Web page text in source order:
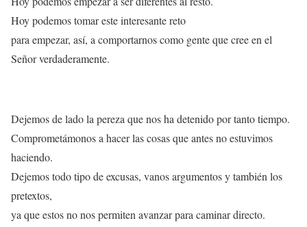
Hoy podemos tomar este interesante reto
para empezar, así, a comportarnos como gente que cree en el
Señor verdaderamente.
Dejemos de lado la pereza que nos ha detenido por tanto tiempo.
Comprometámonos a hacer las cosas que antes no estuvimos
haciendo.
Dejemos todo tipo de excusas, vanos argumentos y también los
pretextos,
ya que estos no nos permiten avanzar para caminar directo.